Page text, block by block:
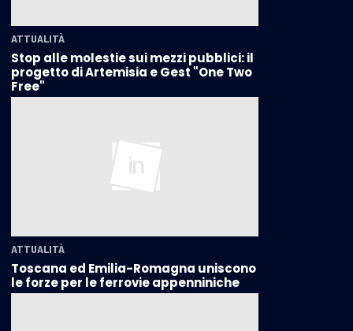
ATTUALITÀ
Stop alle molestie sui mezzi pubblici: il
progetto di Artemisia e Gest "One Two
Free"
ATTUALITÀ
Toscana ed Emilia-Romagna uniscono
le forze per le ferrovie appenniniche